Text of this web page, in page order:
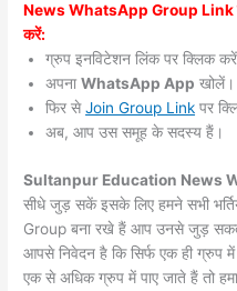
News WhatsApp Group Link
करें:
ग्रुप इनविटेशन लिंक पर क्लिक
अपनाWhatsApp App खोलें।
फिर सेJoin Group Link पर
अब, आप उस समूह के सदस्य हैं।
Sultanpur Education News
सीधे जुड़ सकें इसके लिए हमने सभी
Group बना रखे हैं आप उनसे जुड़
आपसे निवेदन है कि सिर्फ एक ही
एक से अधिक ग्रुप में पाए जाते हैं तो